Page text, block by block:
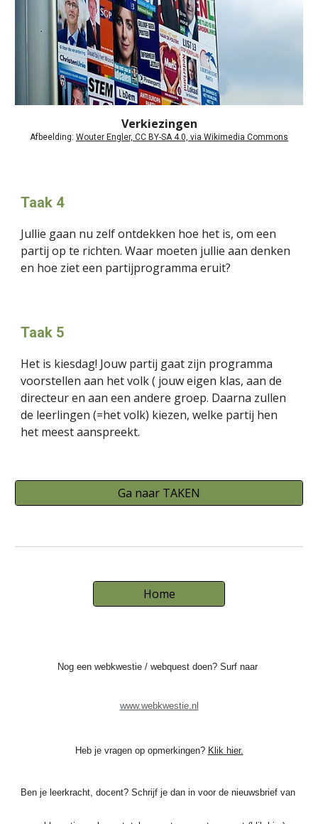
Verkiezingen
Afbeelding: Wouter Engler, CC BY-SA 4.0, via Wikimedia Commons
Taak 4
Jullie gaan nu zelf ontdekken hoe het is, om een
partij op te richten. Waar moeten jullie aan denken
en hoe ziet een partijprogramma eruit?
Taak 5
Het is kiesdag! Jouw partij gaat zijn programma
voorstellen aan het volk ( jouw eigen klas, aan de
directeur en aan een andere groep. Daarna zullen
de leerlingen (=het volk) kiezen, welke partij hen
het meest aanspreekt.
Ga naar TAKEN
Home
Nog een webkwestie / webquest doen? Surf naar
www.webkwestie.nl
Heb je vragen op opmerkingen? Klik hier.
Ben je leerkracht, docent? Schrijf je dan in voor de nieuwsbrief van